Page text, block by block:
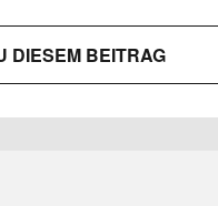
DIESEM BEITRAG